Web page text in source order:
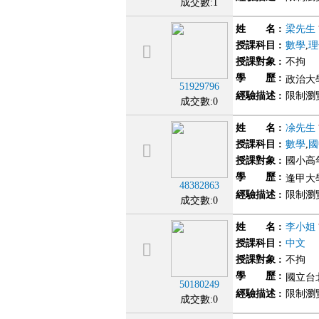
成交數:1
51929796
成交數:0
姓 名 : 梁先生
授課科目 : 數學,
授課對象 : 不拘
學 歷 : 政治大
經驗描述 : 限制
48382863
成交數:0
姓 名 : 凃先生
授課科目 : 數學,
授課對象 : 國小高
學 歷 : 逢甲大
經驗描述 : 限制
50180249
成交數:0
姓 名 : 李小姐
授課科目 : 中文
授課對象 : 不拘
學 歷 : 國立台
經驗描述 : 限制